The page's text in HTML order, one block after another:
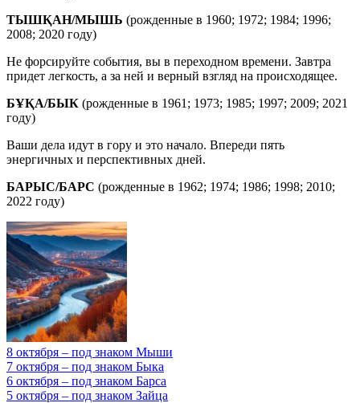
ТЫШҚАН/МЫШЬ (рожденные в 1960; 1972; 1984; 1996;
2008; 2020 году)
Не форсируйте события, вы в переходном времени. Завтра
придет легкость, а за ней и верный взгляд на происходящее.
БҰҚА/БЫК (рожденные в 1961; 1973; 1985; 1997; 2009; 2021
году)
Ваши дела идут в гору и это начало. Впереди пять
энергичных и перспективных дней.
БАРЫС/БАРС (рожденные в 1962; 1974; 1986; 1998; 2010;
2022 году)
8 октября – под знаком Мыши
7 октября – под знаком Быка
6 октября – под знаком Барса
5 октября – под знаком Зайца